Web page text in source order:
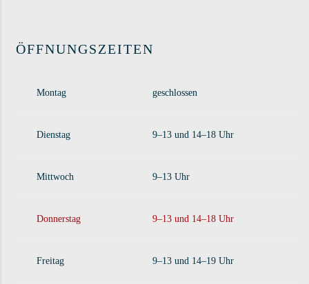
ÖFFNUNGSZEITEN
Montag geschlossen
Dienstag 9–13 und 14–18 Uhr
Mittwoch 9–13 Uhr
Donnerstag 9–13 und 14–18 Uhr
Freitag 9–13 und 14–19 Uhr